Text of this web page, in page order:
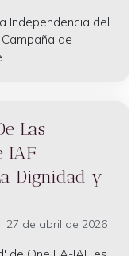
Independencia del
de
Las
IAF
Dignidad y
27 de abril de 2026